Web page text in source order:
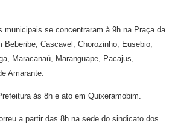
municipais se concentraram à 9h na Praça da
Beberibe, Cascavel, Chorozinho, Eusebio,
Maracanaú, Maranguape, Pacajus,
Amarante.
às 8h e ato em Quixeramobim.
a partir das 8h na sede do sindicato dos